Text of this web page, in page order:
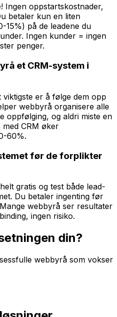
Ingen oppstartskostnader,
betaler kun en liten
15%) på de leadene du
Ingen kunder = ingen
penger.
et CRM-system i
er å følge dem opp
webbyrå organisere alle
oppfølging, og aldri miste en
CRM øker
60%.
før de forplikter
gratis og test både lead-
Du betaler ingenting før
webbyrå ser resultater
ingen risiko.
din?
webbyrå som vokser